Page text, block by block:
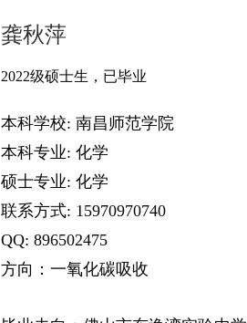
龚秋萍
2022级硕士生，已毕业
本科学校: 南昌师范学院
本科专业: 化学
硕士专业: 化学
联系方式: 15970970740
QQ: 896502475
方向：一氧化碳吸收